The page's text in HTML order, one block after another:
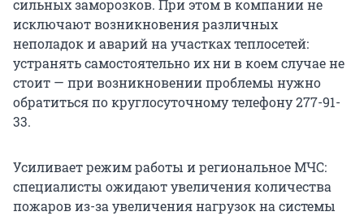
сильных заморозков. При этом в компании не
исключают возникновения различных
неполадок и аварий на участках теплосетей:
устранять самостоятельно их ни в коем случае не
стоит — при возникновении проблемы нужно
обратиться по круглосуточному телефону 277-91-
33.
Усиливает режим работы и региональное МЧС:
специалисты ожидают увеличения количества
пожаров из-за увеличения нагрузок на системы